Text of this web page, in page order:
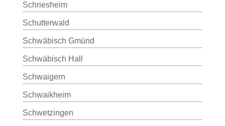
Schriesheim
Schutterwald
Schwäbisch Gmünd
Schwäbisch Hall
Schwaigern
Schwaikheim
Schwetzingen